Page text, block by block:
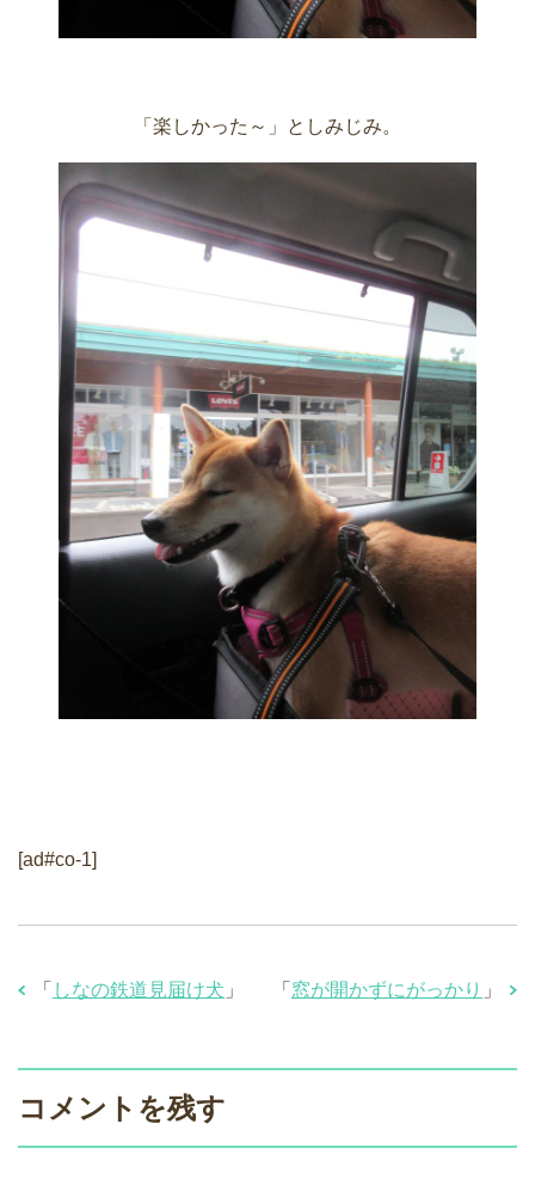
「楽しかった～」としみじみ。
[ad#co-1]
「 窓が開かずにがっかり 」
「 しなの鉄道見届け犬 」
コメントを残す